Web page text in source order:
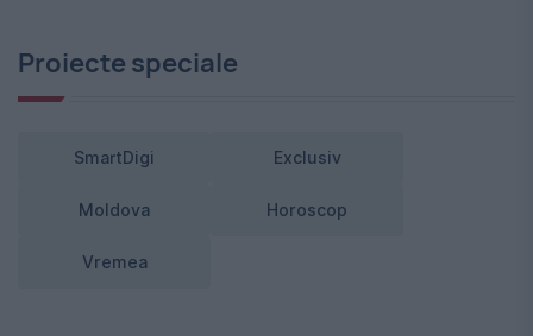
Proiecte speciale
SmartDigi Exclusiv
Moldova Horoscop
Vremea